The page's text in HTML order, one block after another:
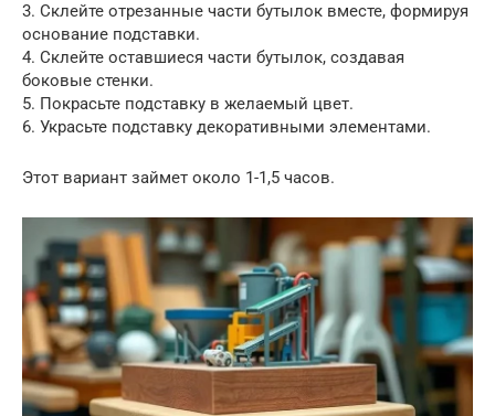
3. Склейте отрезанные части бутылок вместе, формируя
основание подставки.
4. Склейте оставшиеся части бутылок, создавая
боковые стенки.
5. Покрасьте подставку в желаемый цвет.
6. Украсьте подставку декоративными элементами.
Этот вариант займет около 1-1,5 часов.